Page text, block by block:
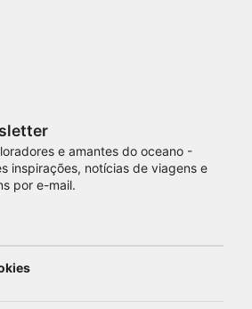
e amantes do oceano -
inspirações, notícias de viagens e
por e-mail.